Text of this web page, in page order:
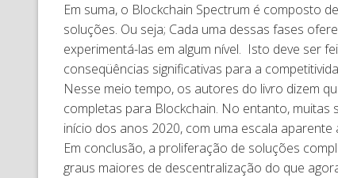
Em suma, o Blockchain Spectrum é composto
soluções. Ou seja; Cada uma dessas fases
experimentá-las em algum nível. Isto deve ser
conseqüências significativas para a
Nesse meio tempo, os autores do livro dizem
completas para Blockchain. No entanto,
início dos anos 2020, com uma escala aparente
Em conclusão, a proliferação de soluções
graus maiores de descentralização do que